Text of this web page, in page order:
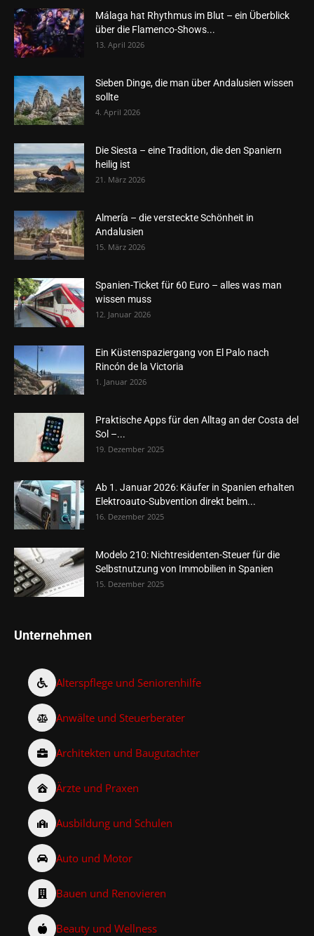
Málaga hat Rhythmus im Blut – ein Überblick
über die Flamenco-Shows...
13. April 2026
Sieben Dinge, die man über Andalusien wissen
sollte
4. April 2026
Die Siesta – eine Tradition, die den Spaniern
heilig ist
21. März 2026
Almería – die versteckte Schönheit in
Andalusien
15. März 2026
Spanien-Ticket für 60 Euro – alles was man
wissen muss
12. Januar 2026
Ein Küstenspaziergang von El Palo nach
Rincón de la Victoria
1. Januar 2026
Praktische Apps für den Alltag an der Costa del
Sol –...
19. Dezember 2025
Ab 1. Januar 2026: Käufer in Spanien erhalten
Elektroauto-Subvention direkt beim...
16. Dezember 2025
Modelo 210: Nichtresidenten-Steuer für die
Selbstnutzung von Immobilien in Spanien
15. Dezember 2025
Unternehmen
Alterspflege und Seniorenhilfe
Anwälte und Steuerberater
Architekten und Baugutachter
Ärzte und Praxen
Ausbildung und Schulen
Auto und Motor
Bauen und Renovieren
Beauty und Wellness